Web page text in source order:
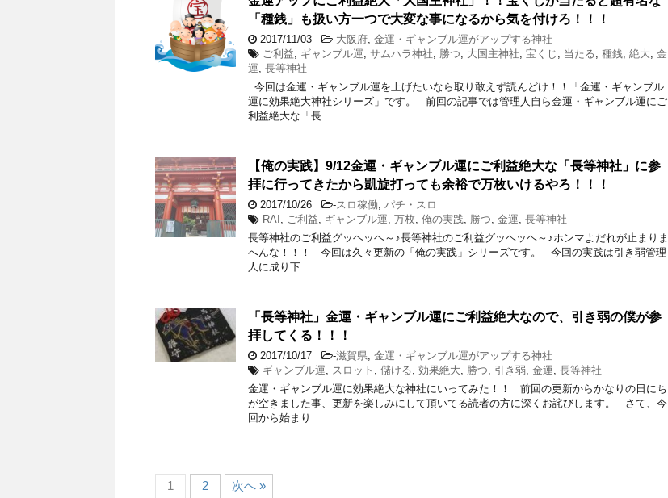
「種銭」も扱い方一つで大変な事になるから気を付けろ！！！
2017/11/03 -大阪府, 金運・ギャンブル運がアップする神社
ご利益, ギャンブル運, サムハラ神社, 勝つ, 大国主神社, 宝くじ , 当たる, 種銭, 絶大, 金
運, 長等神社
今回は金運・ギャンブル運を上げたいなら取り敢えず読んどけ！！「金運・ギャンブル
運に効果絶大神社シリーズ」です。 前回の記事では管理人自ら金運・ギャンブル運にご
利益絶大な「長 …
【俺の実践】9/12金運・ギャンブル運にご利益絶大な「長等神社」に参
拝に行ってきたから凱旋打っても余裕で万枚いけるやろ！！！
2017/10/26 -スロ稼働, パチ・スロ
RAI , ご利益, ギャンブル運, 万枚, 俺の実践, 勝つ, 金運, 長等神社
長等神社のご利益グッヘッヘ～♪長等神社のご利益グッヘッヘ～♪ホンマよだれが止まりま
へんな！！！ 今回は久々更新の「俺の実践」シリーズです。 今回の実践は引き弱管理
人に成り下 …
「長等神社」金運・ギャンブル運にご利益絶大なので、引き弱の僕が参
拝してくる！！！
2017/10/17 -滋賀県, 金運・ギャンブル運がアップする神社
ギャンブル運, スロット , 儲ける, 効果絶大, 勝つ, 引き弱, 金運, 長等神社
金運・ギャンブル運に効果絶大な神社にいってみた！！ 前回の更新からかなりの日にち
が空きました事、更新を楽しみにして頂いてる読者の方に深くお詫びします。 さて、今
回から始まり …
1 2 次へ »